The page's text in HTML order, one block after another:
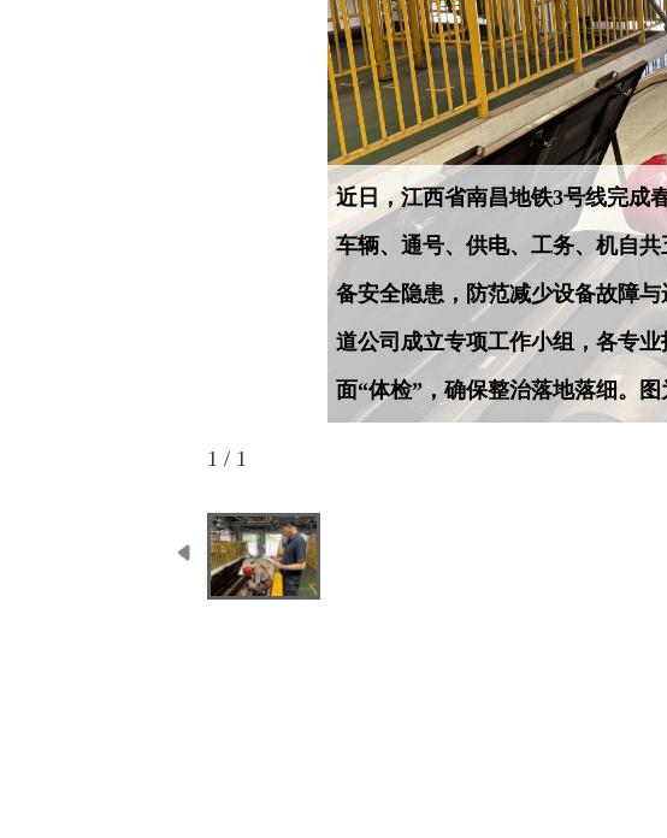
近日，江西省南昌地铁3号线完成
车辆、通号、供电、工务、机自
备安全隐患，防范减少设备故障
道公司成立专项工作小组，各专
面“体检”，确保整治落地落细。
1 / 1